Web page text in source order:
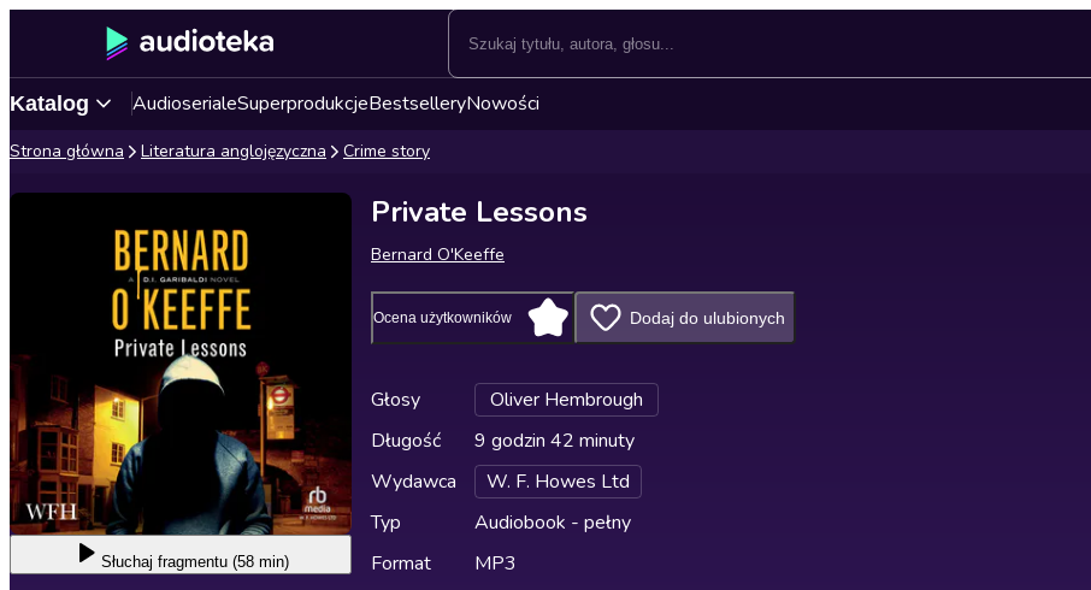
Katalog AudioserialeSuperprodukcjeBestselleryNowości
Strona główna Literatura anglojęzyczna Crime story
Słuchaj fragmentu (58 min)
Private Lessons
Bernard O'Keeffe
Ocena użytkowników Dodaj do ulubionych
Głosy
Oliver Hembrough
Długość
9 godzin 42 minuty
Wydawca
W. F. Howes Ltd
Typ
Audiobook - pełny
Format
MP3